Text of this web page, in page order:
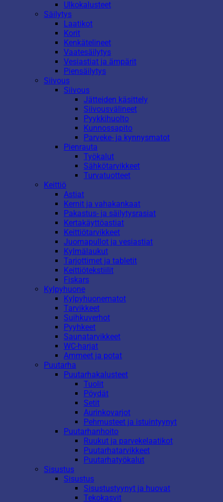
Ulkokalusteet
Säilytys
Laatikot
Korit
Kenkätelineet
Vaatesäilytys
Vesiastiat ja ämpärit
Piensäilytys
Siivous
Siivous
Jätteiden käsittely
Siivousvälineet
Pyykkihuolto
Kunnossapito
Parveke- ja kynnysmatot
Pienrauta
Työkalut
Sähkötarvikkeet
Turvatuotteet
Keittiö
Astiat
Kernit ja vahakankaat
Pakastus- ja säilytysrasiat
Kertakäyttöastiat
Keittiötarvikkeet
Juomapullot ja vesiastiat
Kylmälaukut
Tarjottimet ja tabletit
Keittiötekstiilit
Fiskars
Kylpyhuone
Kylpyhuonematot
Tarvikkeet
Suihkuverhot
Pyyhkeet
Saunatarvikkeet
WC-harjat
Ammeet ja potat
Puutarha
Puutarhakalusteet
Tuolit
Pöydät
Setit
Aurinkovarjot
Pehmusteet ja istuintyynyt
Puutarhanhoito
Ruukut ja parvekelaatikot
Puutarhatarvikkeet
Puutarhatyökalut
Sisustus
Sisustus
Sisustustyynyt ja huovat
Tekokasvit